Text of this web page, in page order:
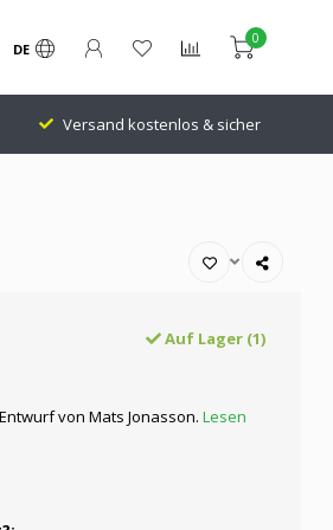
DE
0
Versand kostenlos & sicher
Auf Lager (1)
von Mats Jonasson. Lesen